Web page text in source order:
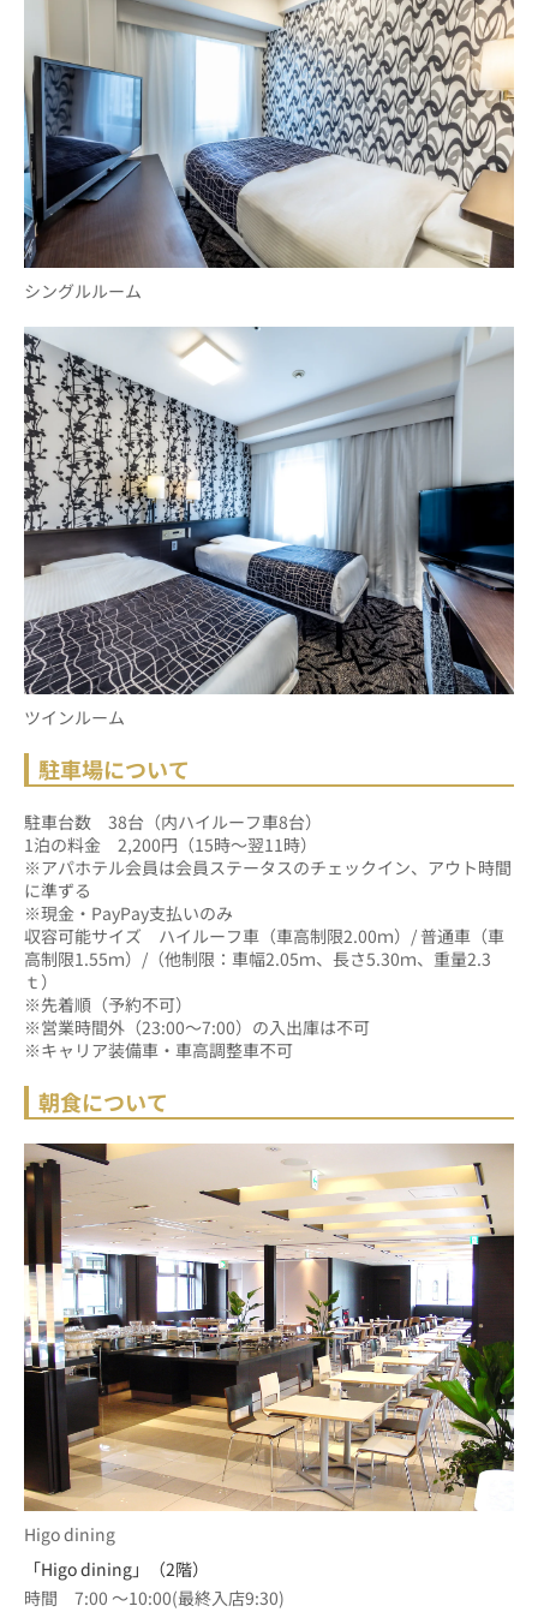
シングルルーム
ツインルーム
駐車場について
1泊の料金　2,200円（15時～翌11時）
※アパホテル会員は会員ステータスのチェックイン、アウト時間
に準ずる
収容可能サイズ　ハイルーフ車（車高制限2.00ｍ）/ 普通車（車
高制限1.55ｍ）/（他制限：車幅2.05ｍ、長さ5.30ｍ、重量2.3
※先着順（予約不可）
※営業時間外（23:00～7:00）の入出庫は不可
朝食について
Higo dining
「Higo dining」（2階）
時間　7:00 ～10:00(最終入店9:30)